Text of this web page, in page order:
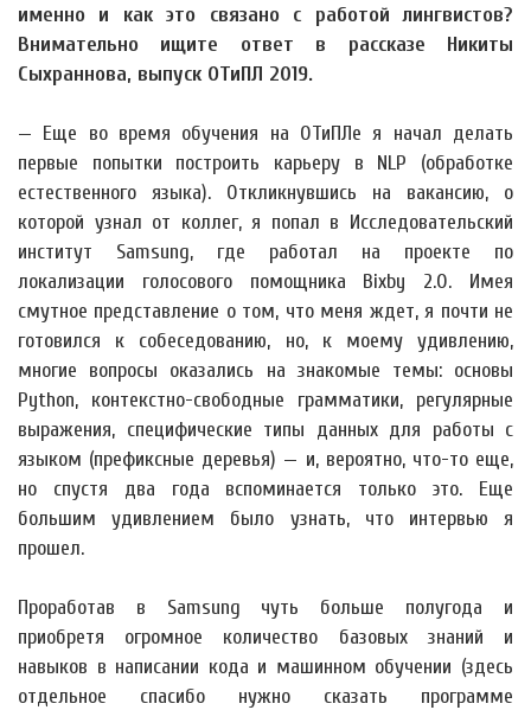
именно и как это связано с работой лингвистов?
Внимательно ищите ответ в рассказе Никиты
Сыхраннова, выпуск ОТиПЛ 2019.
— Еще во время обучения на ОТиПЛе я начал делать
первые попытки построить карьеру в NLP (обработке
естественного языка). Откликнувшись на вакансию, о
которой узнал от коллег, я попал в Исследовательский
институт Samsung, где работал на проекте по
локализации голосового помощника Bixby 2.0. Имея
смутное представление о том, что меня ждет, я почти не
готовился к собеседованию, но, к моему удивлению,
многие вопросы оказались на знакомые темы: основы
Python, контекстно-свободные грамматики, регулярные
выражения, специфические типы данных для работы с
языком (префиксные деревья) — и, вероятно, что-то еще,
но спустя два года вспоминается только это. Еще
большим удивлением было узнать, что интервью я
прошел.
Проработав в Samsung чуть больше полугода и
приобретя огромное количество базовых знаний и
навыков в написании кода и машинном обучении (здесь
отдельное спасибо нужно сказать программе